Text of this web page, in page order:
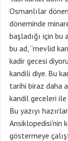
Osmanlılar
döneminde
başladığı için bu
bu ad, “mevlid
kadir gecesi
kandili diye. Bu
tarihi biraz daha
kandil geceleri ile
Bu yazıyı
göstermeye